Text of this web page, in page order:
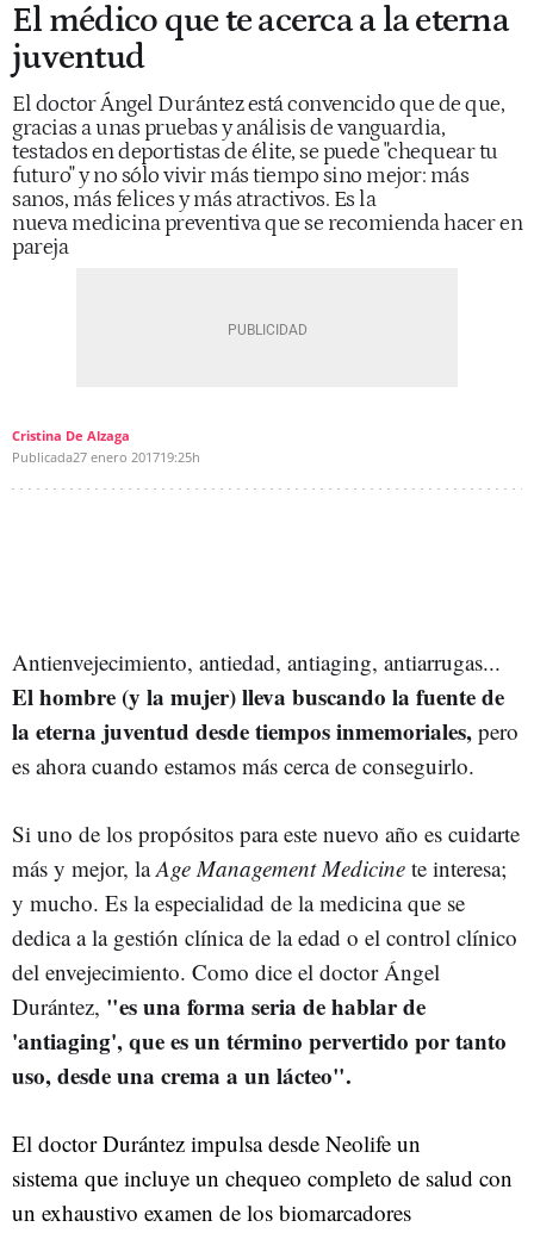
El médico que te acerca a la eterna
juventud
El doctor Ángel Durántez está convencido que de que,
gracias a unas pruebas y análisis de vanguardia,
testados en deportistas de élite, se puede "chequear tu
futuro" y no sólo vivir más tiempo sino mejor: más
sanos, más felices y más atractivos. Es la
nueva medicina preventiva que se recomienda hacer en
pareja
Cristina De Alzaga
Publicada27 enero 201719:25h
Antienvejecimiento, antiedad, antiaging, antiarrugas...
El hombre (y la mujer) lleva buscando la fuente de
la eterna juventud desde tiempos inmemoriales, pero
es ahora cuando estamos más cerca de conseguirlo.
Si uno de los propósitos para este nuevo año es cuidarte
más y mejor, laAge Management Medicine te interesa;
y mucho. Es la especialidad de la medicina que se
dedica a la gestión clínica de la edad o el control clínico
del envejecimiento. Como dice el doctor Ángel
Durántez, "es una forma seria de hablar de
'antiaging', que es un término pervertido por tanto
uso, desde una crema a un lácteo".
El doctor Durántez impulsa desde Neolife un
sistema que incluye un chequeo completo de salud con
un exhaustivo examen de los biomarcadores